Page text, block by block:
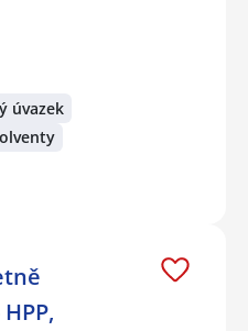
úvazek